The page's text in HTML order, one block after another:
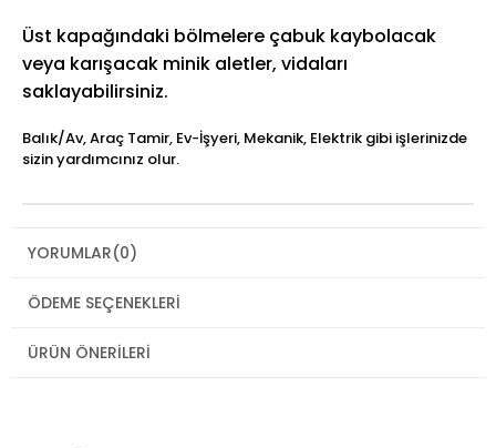
Üst kapağındaki bölmelere çabuk kaybolacak
veya karışacak minik aletler, vidaları
saklayabilirsiniz.
Balık/Av, Araç Tamir, Ev-İşyeri, Mekanik, Elektrik gibi işlerinizde
sizin yardımcınız olur.
YORUMLAR(0)
ÖDEME SEÇENEKLERI
ÜRÜN ÖNERILERI